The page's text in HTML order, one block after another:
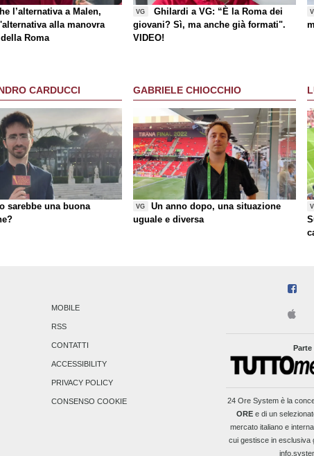
l’alternativa a Malen,
alla manovra
Roma
VG
Ghilardi a VG: “È la Roma dei
giovani? Sì, ma anche già formati".
VIDEO!
CARDUCCI
sarebbe una buona
GABRIELE CHIOCCHIO
VG
Un anno dopo, una situazione
uguale e diversa
MOBILE
RSS
CONTATTI
ACCESSIBILITY
PRIVACY POLICY
CONSENSO COOKIE 24 Ore Systemè la
OREe di un
mercato italiano e
cui gestisce in esclusiva